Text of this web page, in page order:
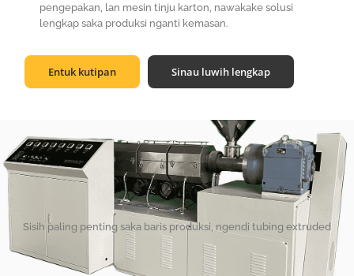
pengepakan, lan mesin tinju karton, nawakake solusi
lengkap saka produksi nganti kemasan.
Entuk kutipan Sinau luwih lengkap
Sisih paling penting saka baris produksi, ngendi tubing extruded